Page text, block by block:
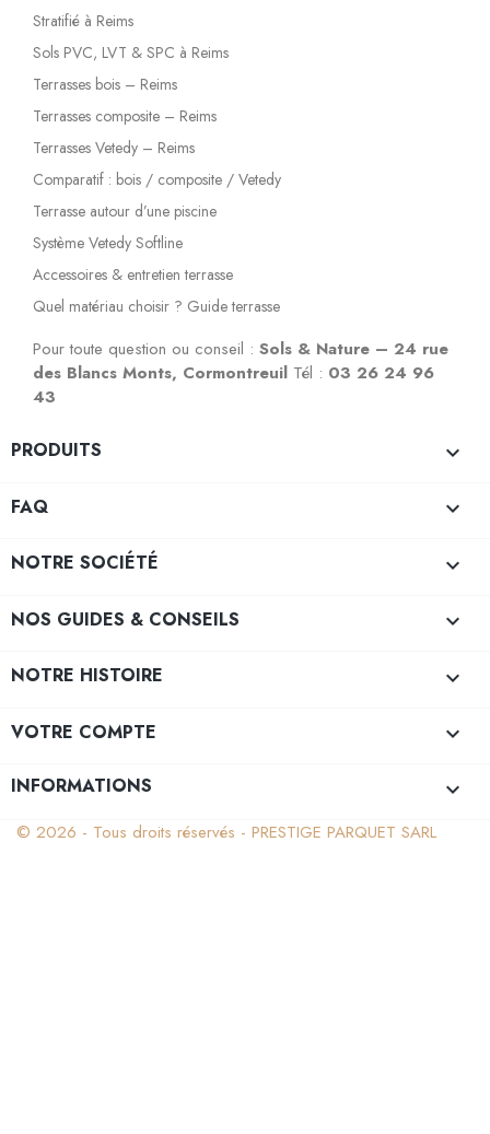
Stratifié à Reims
Sols PVC, LVT & SPC à Reims
Terrasses bois – Reims
Terrasses composite – Reims
Terrasses Vetedy – Reims
Comparatif : bois / composite / Vetedy
Terrasse autour d’une piscine
Système Vetedy Softline
Accessoires & entretien terrasse
Quel matériau choisir ? Guide terrasse
Pour toute question ou conseil : Sols & Nature – 24 rue
des Blancs Monts, Cormontreuil Tél : 03 26 24 96
43
PRODUITS 
FAQ 
NOTRE SOCIÉTÉ 
NOS GUIDES & CONSEILS 
NOTRE HISTOIRE 
VOTRE COMPTE 
INFORMATIONS keyboard_arrow_down
© 2026 - Tous droits réservés - PRESTIGE PARQUET SARL